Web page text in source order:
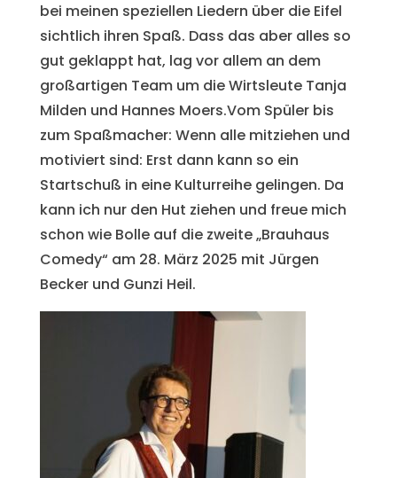
bei meinen speziellen Liedern über die Eifel
sichtlich ihren Spaß. Dass das aber alles so
gut geklappt hat, lag vor allem an dem
großartigen Team um die Wirtsleute Tanja
Milden und Hannes Moers.Vom Spüler bis
zum Spaßmacher: Wenn alle mitziehen und
motiviert sind: Erst dann kann so ein
Startschuß in eine Kulturreihe gelingen. Da
kann ich nur den Hut ziehen und freue mich
schon wie Bolle auf die zweite „Brauhaus
Comedy“ am 28. März 2025 mit Jürgen
Becker und Gunzi Heil.